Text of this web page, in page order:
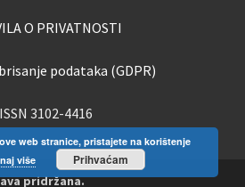
O PRIVATNOSTI
podataka (GDPR)
ISSN 3102-4416
pridržana.
web stranice, pristajete na korištenje
više Prihvaćam